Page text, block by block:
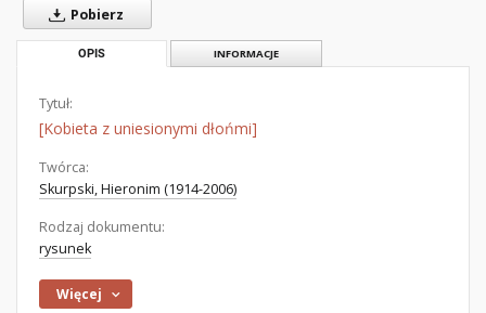
Pobierz
OPIS INFORMACJE
Tytuł:
[Kobieta z uniesionymi dłońmi]
Twórca:
Skurpski, Hieronim (1914-2006)
Rodzaj dokumentu:
rysunek
Więcej